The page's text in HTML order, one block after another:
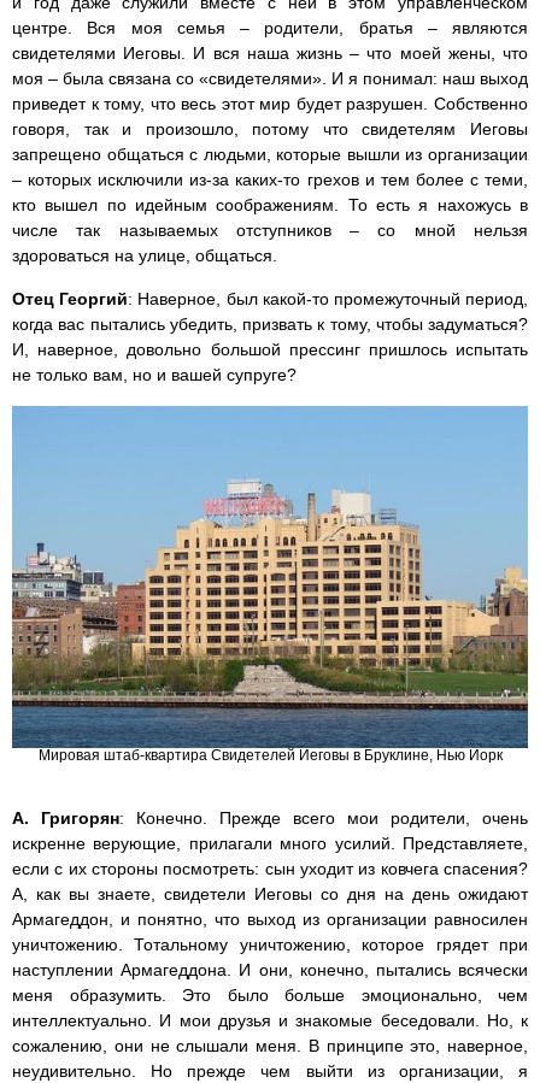
центре. Вся моя семья – родители, братья – являются
свидетелями Иеговы. И вся наша жизнь – что моей жены, что
моя – была связана со «свидетелями». И я понимал: наш выход
приведет к тому, что весь этот мир будет разрушен. Собственно
говоря, так и произошло, потому что свидетелям Иеговы
запрещено общаться с людьми, которые вышли из организации
– которых исключили из-за каких-то грехов и тем более с теми,
кто вышел по идейным соображениям. То есть я нахожусь в
числе так называемых отступников – со мной нельзя
здороваться на улице, общаться.
Отец Георгий: Наверное, был какой-то промежуточный период,
когда вас пытались убедить, призвать к тому, чтобы задуматься?
И, наверное, довольно большой прессинг пришлось испытать
не только вам, но и вашей супруге?
Мировая штаб-квартира Свидетелей Иеговы в Бруклине, Нью Йорк
А. Григорян: Конечно. Прежде всего мои родители, очень
искренне верующие, прилагали много усилий. Представляете,
если с их стороны посмотреть: сын уходит из ковчега спасения?
А, как вы знаете, свидетели Иеговы со дня на день ожидают
Армагеддон, и понятно, что выход из организации равносилен
уничтожению. Тотальному уничтожению, которое грядет при
наступлении Армагеддона. И они, конечно, пытались всячески
меня образумить. Это было больше эмоционально, чем
интеллектуально. И мои друзья и знакомые беседовали. Но, к
сожалению, они не слышали меня. В принципе это, наверное,
неудивительно. Но прежде чем выйти из организации, я